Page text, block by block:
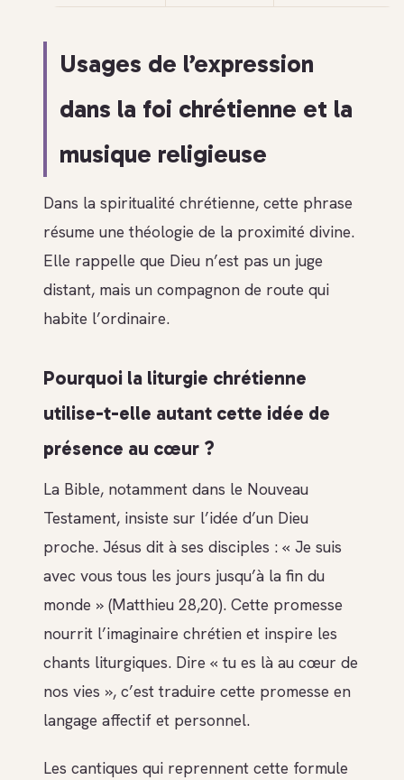
Usages de l’expression
dans la foi chrétienne et la
musique religieuse
Dans la spiritualité chrétienne, cette phrase
résume une théologie de la proximité divine.
Elle rappelle que Dieu n’est pas un juge
distant, mais un compagnon de route qui
habite l’ordinaire.
Pourquoi la liturgie chrétienne
utilise-t-elle autant cette idée de
présence au cœur ?
La Bible, notamment dans le Nouveau
Testament, insiste sur l’idée d’un Dieu
proche. Jésus dit à ses disciples : « Je suis
avec vous tous les jours jusqu’à la fin du
monde » (Matthieu 28,20). Cette promesse
nourrit l’imaginaire chrétien et inspire les
chants liturgiques. Dire « tu es là au cœur de
nos vies », c’est traduire cette promesse en
langage affectif et personnel.
Les cantiques qui reprennent cette formule